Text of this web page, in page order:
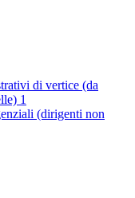
di vertice (da
1
(dirigenti non